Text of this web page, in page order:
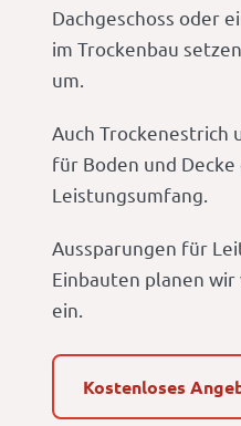
Dachgeschoss oder
im Trockenbau
um.
Auch Trockenestrich
für Boden und
Leistungsumfang.
Aussparungen für
Einbauten planen
ein.
Kostenloses